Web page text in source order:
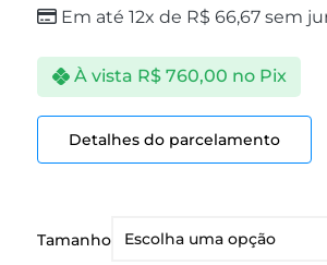
Em até 12x de R$ 66,67 sem
À vista R$760,00 no Pix
Detalhes do parcelamento
Tamanho